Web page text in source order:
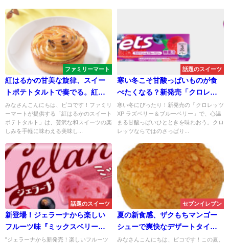
ファミリーマート
紅はるかの甘美な旋律、スイー
トポテトタルトで奏でる。紅は
るかのスイートポテトタルト
みなさんこんにちは、ピコです！ファミリ
ーマートが提供する「紅はるかのスイート
ポテトタルト」は、贅沢な和スイーツの楽
しみを手軽に味わえる美味し...
話題のスイーツ
寒い冬こそ甘酸っぱいものが食
べたくなる？新発売「クロレッ
ツXP ラズベリー＆ブルーベリ
ー」
寒い冬にぴったり！新発売の「クロレッツ
XP ラズベリー＆ブルーベリー」で、心温
まる甘酸っぱいひとときを味わおう。クロ
レッツならではのさっぱり...
話題のスイーツ
新登場！ジェラーナから楽しい
フルーツ味『ミックスベリー』
と『オレンジ&マンゴー』が全国
"ジェラーナから新発売！楽しいフルーツ
セブンイレブン
夏の新食感、ザクもちマンゴー
シューで爽快なデザートタイ
ム
みなさんこんにちは、ピコです！この夏、